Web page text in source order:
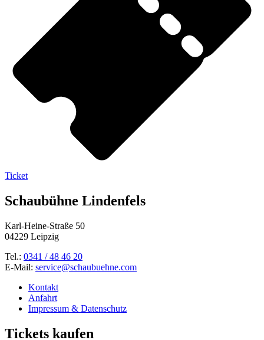
Ticket
Schaubühne Lindenfels
Karl-Heine-Straße 50
04229 Leipzig
Tel.: 0341 / 48 46 20
E-Mail: service@schaubuehne.com
Kontakt
Anfahrt
Impressum & Datenschutz
Tickets kaufen